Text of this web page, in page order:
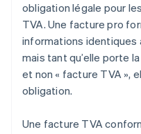
obligation légale pour
TVA. Une facture pro
informations identiques
mais tant qu’elle porte
et non « facture TVA »,
obligation.
Une facture TVA